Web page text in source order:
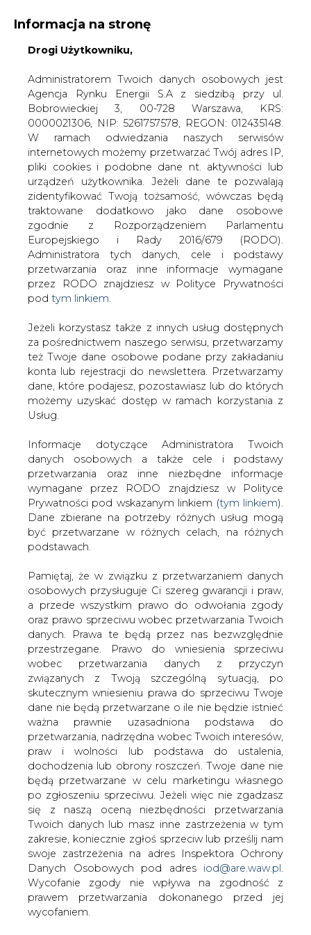
KONTAKT:
WYDAWCA PORTALU:
WYSOKI KONTRAST WIELKOŚĆ TEKSTU A A
ZALOGUJ SIĘ
WŁĄCZ CIRE.TV
Informacja na stronę
Drogi Użytkowniku,
Administratorem Twoich danych osobowych jest
Agencja Rynku Energii S.A z siedzibą przy ul.
Bobrowieckiej 3, 00-728 Warszawa, KRS:
0000021306, NIP: 5261757578, REGON: 012435148.
W ramach odwiedzania naszych serwisów
internetowych możemy przetwarzać Twój adres IP,
pliki cookies i podobne dane nt. aktywności lub
urządzeń użytkownika. Jeżeli dane te pozwalają
zidentyfikować Twoją tożsamość, wówczas będą
traktowane dodatkowo jako dane osobowe
zgodnie z Rozporządzeniem Parlamentu
Europejskiego i Rady 2016/679 (RODO).
Administratora tych danych, cele i podstawy
przetwarzania oraz inne informacje wymagane
przez RODO znajdziesz w Polityce Prywatności
pod tym linkiem.
Jeżeli korzystasz także z innych usług dostępnych
za pośrednictwem naszego serwisu, przetwarzamy
też Twoje dane osobowe podane przy zakładaniu
konta lub rejestracji do newslettera. Przetwarzamy
dane, które podajesz, pozostawiasz lub do których
możemy uzyskać dostęp w ramach korzystania z
Usług.
Informacje dotyczące Administratora Twoich
danych osobowych a także cele i podstawy
przetwarzania oraz inne niezbędne informacje
wymagane przez RODO znajdziesz w Polityce
Prywatności pod wskazanym linkiem (tym linkiem).
Dane zbierane na potrzeby różnych usług mogą
być przetwarzane w różnych celach, na różnych
podstawach.
Pamiętaj, że w związku z przetwarzaniem danych
osobowych przysługuje Ci szereg gwarancji i praw,
a przede wszystkim prawo do odwołania zgody
oraz prawo sprzeciwu wobec przetwarzania Twoich
danych. Prawa te będą przez nas bezwzględnie
przestrzegane. Prawo do wniesienia sprzeciwu
wobec przetwarzania danych z przyczyn
związanych z Twoją szczególną sytuacją, po
skutecznym wniesieniu prawa do sprzeciwu Twoje
dane nie będą przetwarzane o ile nie będzie istnieć
ważna prawnie uzasadniona podstawa do
przetwarzania, nadrzędna wobec Twoich interesów,
praw i wolności lub podstawa do ustalenia,
dochodzenia lub obrony roszczeń. Twoje dane nie
będą przetwarzane w celu marketingu własnego
po zgłoszeniu sprzeciwu. Jeżeli więc nie zgadzasz
się z naszą oceną niezbędności przetwarzania
Twoich danych lub masz inne zastrzeżenia w tym
zakresie, koniecznie zgłoś sprzeciw lub prześlij nam
swoje zastrzeżenia na adres Inspektora Ochrony
Danych Osobowych pod adres iod@are.waw.pl
Wycofanie zgody nie wpływa na zgodność z
prawem przetwarzania dokonanego przed jej
wycofaniem.
Strona główna
SERWIS INFORMACYJNY CIRE
Polski projekt laureatem Europejskiej Nagrody
Natura 2000
2024-06-03 14:30
drukuj
skomentuj
udostępnij:
Polski projekt laureatem
Europejskiej Nagrody Natura 2000
Nagrodę Obywatelską Europejskiej
Nagrody Natura 2000 (Natura 2000
Award) za dobre praktyki ochrony i
zarządzania bocianem czarnym w
Polsce otrzymał projekt zgłoszony przez
Leśny Zakład Doświadczalny w Rogowie
Podczas Zielonego Tygodnia w Brukseli Komisja
Europejska, 30 maja 2024 r., ogłosiła zwycięzców